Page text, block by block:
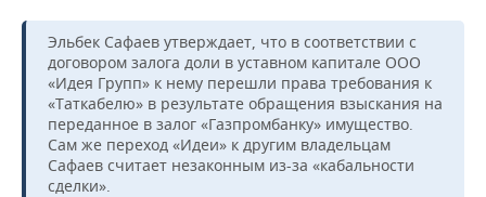
Эльбек Сафаев утверждает, что в соответствии с
договором залога доли в уставном капитале ООО
«Идея Групп» к нему перешли права требования к
«Таткабелю» в результате обращения взыскания на
переданное в залог «Газпромбанку» имущество.
Сам же переход «Идеи» к другим владельцам
Сафаев считает незаконным из-за «кабальности
сделки».